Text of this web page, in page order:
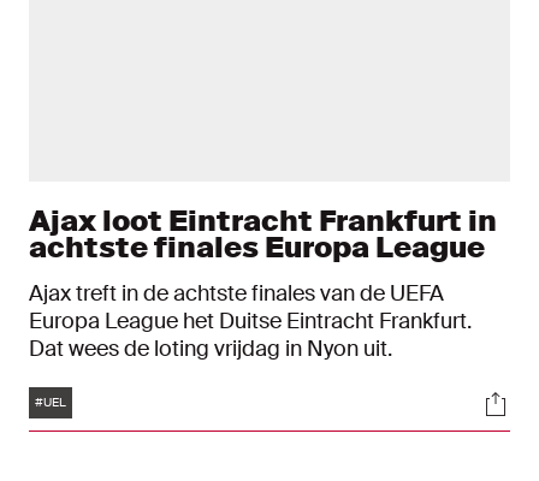
Ajax loot Eintracht Frankfurt in
achtste finales Europa League
Ajax treft in de achtste finales van de UEFA
Europa League het Duitse Eintracht Frankfurt.
Dat wees de loting vrijdag in Nyon uit.
Tags
#UEL